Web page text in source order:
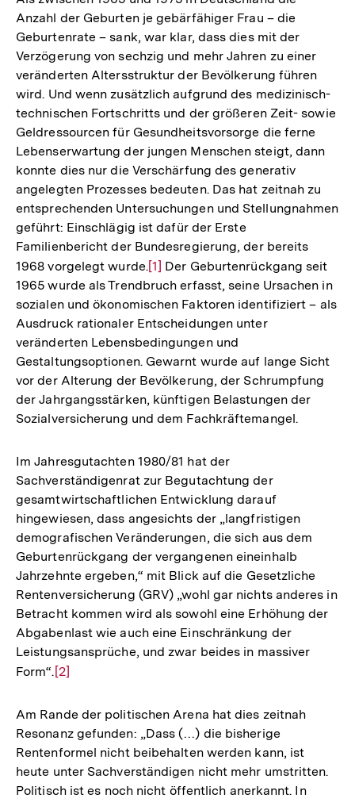
Anzahl der Geburten je gebärfähiger Frau – die
Geburtenrate – sank, war klar, dass dies mit der
Verzögerung von sechzig und mehr Jahren zu einer
veränderten Altersstruktur der Bevölkerung führen
wird. Und wenn zusätzlich aufgrund des medizinisch-
technischen Fortschritts und der größeren Zeit- sowie
Geldressourcen für Gesundheitsvorsorge die ferne
Lebenserwartung der jungen Menschen steigt, dann
konnte dies nur die Verschärfung des generativ
angelegten Prozesses bedeuten. Das hat zeitnah zu
entsprechenden Untersuchungen und Stellungnahmen
geführt: Einschlägig ist dafür der Erste
Familienbericht der Bundesregierung, der bereits
1968 vorgelegt wurde.Zur
Auflösung
der
Fußnote
[1] Der Geburtenrückgang seit
1965 wurde als Trendbruch erfasst, seine Ursachen in
sozialen und ökonomischen Faktoren identifiziert – als
Ausdruck rationaler Entscheidungen unter
veränderten Lebensbedingungen und
Gestaltungsoptionen. Gewarnt wurde auf lange Sicht
vor der Alterung der Bevölkerung, der Schrumpfung
der Jahrgangsstärken, künftigen Belastungen der
Sozialversicherung und dem Fachkräftemangel.
Im Jahresgutachten 1980/81 hat der
Sachverständigenrat zur Begutachtung der
gesamtwirtschaftlichen Entwicklung darauf
hingewiesen, dass angesichts der „langfristigen
demografischen Veränderungen, die sich aus dem
Geburtenrückgang der vergangenen eineinhalb
Jahrzehnte ergeben,“ mit Blick auf die Gesetzliche
Rentenversicherung (GRV) „wohl gar nichts anderes in
Betracht kommen wird als sowohl eine Erhöhung der
Abgabenlast wie auch eine Einschränkung der
Leistungsansprüche, und zwar beides in massiver
Form“. Zur
der
Fußnote
[2]
Am Rande der politischen Arena hat dies zeitnah
Resonanz gefunden: „Dass (…) die bisherige
Rentenformel nicht beibehalten werden kann, ist
heute unter Sachverständigen nicht mehr umstritten.
Politisch ist es noch nicht öffentlich anerkannt. In